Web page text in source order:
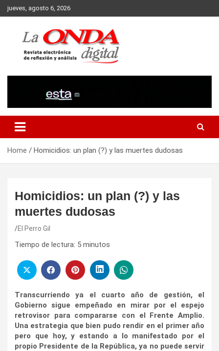
Skip
to
jueves, agosto 6, 2026
Home Homicidios: un plan (?) y las muertes dudosas
Homicidios: un plan (?) y las
muertes dudosas
El Perro Gil
Tiempo de lectura: 5 minutos
Transcurriendo ya el cuarto año de gestión, el
Gobierno sigue empeñado en mirar por el espejo
retrovisor para compararse con el Frente Amplio.
Una estrategia que bien pudo rendir en el primer año
pero que hoy, y estando a lo manifestado por el
propio Presidente de la República, ya no puede servir